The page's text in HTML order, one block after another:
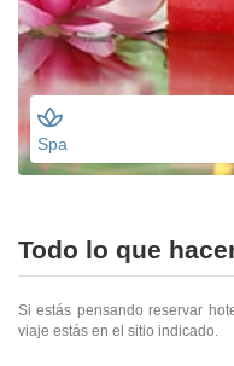
Spa
Todo lo que
Si estás pensando reservar
viaje estás en el sitio indicado.